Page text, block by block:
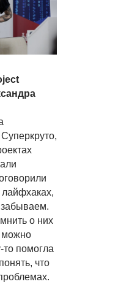
лайфхаках,
о них
можно
помогла
что